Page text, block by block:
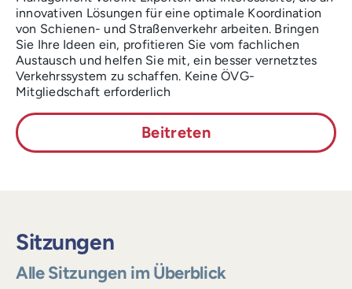
innovativen Lösungen für eine optimale Koordination
von Schienen- und Straßenverkehr arbeiten. Bringen
Sie Ihre Ideen ein, profitieren Sie vom fachlichen
Austausch und helfen Sie mit, ein besser vernetztes
Verkehrssystem zu schaffen. Keine ÖVG-
Mitgliedschaft erforderlich
Beitreten
Sitzungen
Alle Sitzungen im Überblick